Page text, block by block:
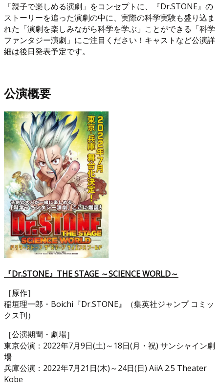
「親子で楽しめる演劇」をコンセプトに、『Dr.STONE』の
ストーリーを追った演劇の中に、実際の科学実験も盛り込ま
れた「演劇を楽しみながら科学を学ぶ」ことができる「科学
ファンタジー演劇」にご注目ください！キャストなど公演詳
細は後日発表予定です。
公演概要
『Dr.STONE』THE STAGE ～SCIENCE WORLD～
［原作］
稲垣理一郎・Boichi『Dr.STONE』（集英社ジャンプ コミッ
クス刊）
［公演期間・劇場］
東京公演：2022年7月9日(土)～18日(月・祝) サンシャイン劇
場
兵庫公演：2022年7月21日(木)～24日(日) AiiA 2.5 Theater
Kobe